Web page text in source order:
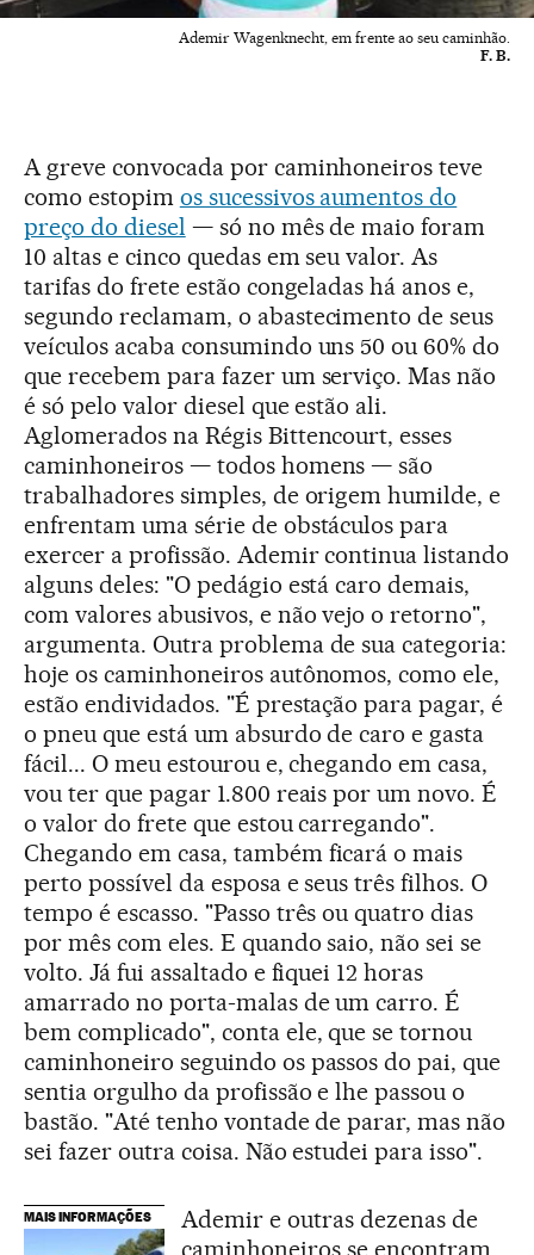
Ademir Wagenknecht, em frente ao seu caminhão.
F. B.
A greve convocada por caminhoneiros teve
como estopim os sucessivos aumentos do
preço do diesel — só no mês de maio foram
10 altas e cinco quedas em seu valor. As
tarifas do frete estão congeladas há anos e,
segundo reclamam, o abastecimento de seus
veículos acaba consumindo uns 50 ou 60% do
que recebem para fazer um serviço. Mas não
é só pelo valor diesel que estão ali.
Aglomerados na Régis Bittencourt, esses
caminhoneiros — todos homens — são
trabalhadores simples, de origem humilde, e
enfrentam uma série de obstáculos para
exercer a profissão. Ademir continua listando
alguns deles: "O pedágio está caro demais,
com valores abusivos, e não vejo o retorno",
argumenta. Outra problema de sua categoria:
hoje os caminhoneiros autônomos, como ele,
estão endividados. "É prestação para pagar, é
o pneu que está um absurdo de caro e gasta
fácil... O meu estourou e, chegando em casa,
vou ter que pagar 1.800 reais por um novo. É
o valor do frete que estou carregando".
Chegando em casa, também ficará o mais
perto possível da esposa e seus três filhos. O
tempo é escasso. "Passo três ou quatro dias
por mês com eles. E quando saio, não sei se
volto. Já fui assaltado e fiquei 12 horas
amarrado no porta-malas de um carro. É
bem complicado", conta ele, que se tornou
caminhoneiro seguindo os passos do pai, que
sentia orgulho da profissão e lhe passou o
bastão. "Até tenho vontade de parar, mas não
sei fazer outra coisa. Não estudei para isso".
MAIS INFORMAÇÕES
Ademir e outras dezenas de